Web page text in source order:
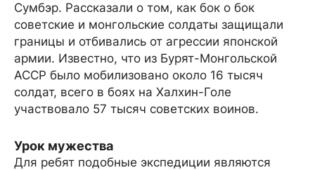
Сумбэр. Рассказали о том, как бок о бок
советские и монгольские солдаты защищали
границы и отбивались от агрессии японской
армии. Известно, что из Бурят-Монгольской
АССР было мобилизовано около 16 тысяч
солдат, всего в боях на Халхин-Голе
участвовало 57 тысяч советских воинов.
Урок мужества
Для ребят подобные экспедиции являются